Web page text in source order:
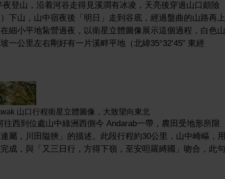
登山，沿着河谷走得見溪澗有冰凌，天亮後穿過山口頗險
下山，山中宿夜後「明日」走到谷底，經過盤曲的山路再上
細小平地紥營過夜，以衛星立體圖像展示這個過程，白色山
一公里左右剛好有一片溪畔平地（北緯35°32’45” 東經
山口行程衛星立體圖像，大致望向東北
西到位處山中綠洲西側今 Andarab一帶，農田受地形所限
屬，川田隘狹」的描述。此段行程約30公里，山中崎嶇，用
成，與「又三日行，方得下嶺，至安呾羅縛國」吻合，此句